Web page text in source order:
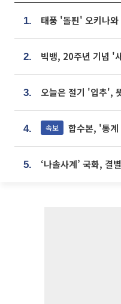
1.
2.
3. 오늘은 절기 '입추',
4. 속보 합수본, '통계 조작'
5.